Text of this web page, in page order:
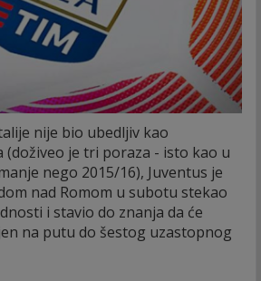
nije bio ubedljiv kao
je tri poraza - isto kao u
nego 2015/16), Juventus je
nad Romom u subotu stekao
i stavio do znanja da će
na putu do šestog uzastopnog